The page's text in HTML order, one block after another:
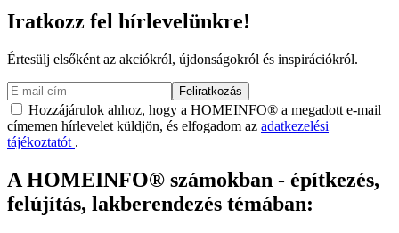
Iratkozz fel hírlevelünkre!
Értesülj elsőként az akciókról, újdonságokról és inspirációkról.
Feliratkozás
Hozzájárulok ahhoz, hogy a HOMEINFO® a megadott e-mail
címemen hírlevelet küldjön, és elfogadom az adatkezelési
tájékoztatót .
A HOMEINFO® számokban - építkezés,
felújítás, lakberendezés témában: